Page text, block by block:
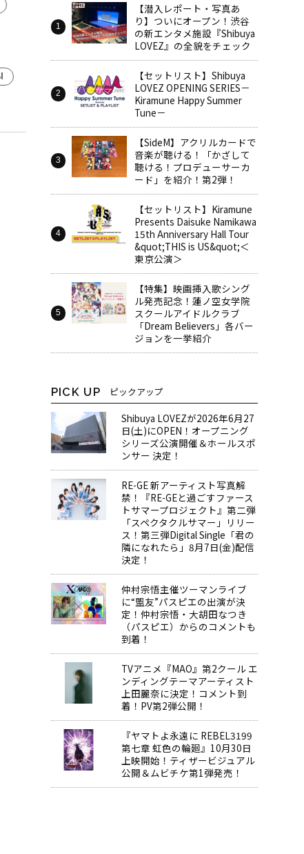
【潜入レポート・写真あ
り】ついにオープン！渋谷
の新エンタメ施設『Shibuya
LOVEZ』の全貌をチェック
【セットリスト】Shibuya
LOVEZ OPENING SERIES－
Kiramune Happy Summer
Tune－
【SideM】アクリルカードで
音楽が聴ける！「かざして
聴ける！プロデューサーカ
ード」を紹介！第2弾！
【セットリスト】Kiramune
Presents Daisuke Namikawa
15th Anniversary Hall Tour
&quot;THIS is US&quot;＜
東京公演＞
【特集】映画挿入歌シング
ル発売記念！蓮ノ空女学院
スクールアイドルクラブ
「Dream Believers」各バー
ジョンを一挙紹介
PICK UP ピックアップ
Shibuya LOVEZが2026年6月27
日(土)にOPEN！オープニング
シリーズ公演開催＆ホールスポ
ンサー 決定！
RE-GE 新アーティスト写真解
禁！『RE-GEと過ごすファース
トサマープロジェクト』第二弾
「スペクタクルサマー」リリー
ス！第三弾Digital Single「君の
隣になれたら」8月7日(金)配信
決定！
仲村宗悟主催ツーマンライブ
に“盟友”パスピエの出演が決
定！仲村宗悟・大胡田なつき
（パスピエ）からのコメントも
到着！
TVアニメ『MAO』第2クール エ
ンディングテーマアーティスト
上田麗奈に決定！コメント到
着！PV第2弾公開！
『ヤマトよ永遠に REBEL3199
第七章 虹色の輪廻』10月30日
上映開始！ティザービジュアル
公開＆ムビチケ第1弾発売！